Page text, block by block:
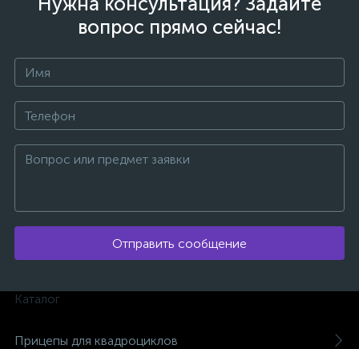
вопрос прямо сейчас!
Отправить сообщение
Каталог
Прицепы для квадроциклов